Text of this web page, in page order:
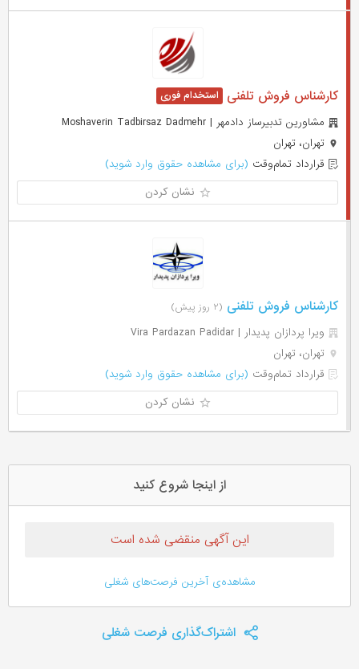
کارشناس فروش تلفنی
مشاورین تدبیرساز دادمهر | Moshaverin Tadbirsaz Dadmehr
تهران، تهران
قرارداد تمام‌وقت (برای مشاهده حقوق وارد شوید)
نشان کردن
کارشناس فروش تلفنی (۲ روز پیش)
ویرا پردازان پدیدار | Vira Pardazan Padidar
تهران، تهران
قرارداد تمام‌وقت (برای مشاهده حقوق وارد شوید)
نشان کردن
از اینجا شروع کنید
این آگهی منقضی شده است
مشاهده‌ی آخرین فرصت‌های شغلی
اشتراک‌گذاری فرصت شغلی